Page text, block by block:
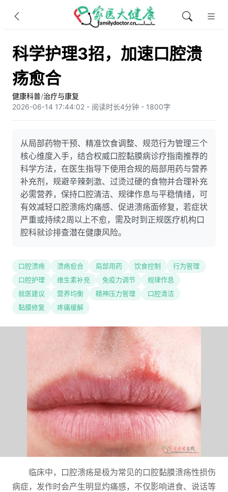
科学护理3招，加速口腔溃
疡愈合
健康科普/治疗与康复
2026-06-14 17:44:02 - 阅读时长4分钟 - 1800字
从局部药物干预、精准饮食调整、规范行为管理三个
核心维度入手，结合权威口腔黏膜病诊疗指南推荐的
科学方法，在医生指导下使用合规的局部用药与营养
补充剂，规避辛辣刺激、过烫过硬的食物并合理补充
必需营养，保持口腔清洁、规律作息与平稳情绪，可
有效减轻口腔溃疡灼痛感、促进溃疡面修复，若症状
严重或持续2周以上不愈，需及时到正规医疗机构口
腔科就诊排查潜在健康风险。
口腔溃疡 溃疡愈合 局部用药 饮食控制
行为管理
口腔护理
维生素补充 免疫力调节
规律作息
就医建议
营养均衡 精神压力管理
口腔清洁
黏膜修复
疼痛缓解
临床中，口腔溃疡是极为常见的口腔黏膜溃疡性损伤
病症，发作时会产生明显灼痛感，不仅影响进食、说话等